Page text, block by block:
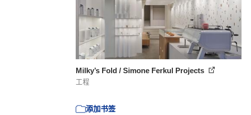
Milky’s Fold / Simone Ferkul Projects
工程
添加书签